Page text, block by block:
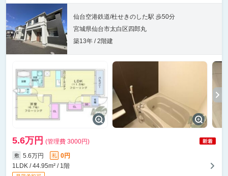
仙台空港鉄道/杜せきのした駅 歩50分
宮城県仙台市太白区四郎丸
築13年 / 2階建
5.6万円 (管理費 3000円)
敷 5.6万円 礼
0円
1LDK / 44.95m² / 1階